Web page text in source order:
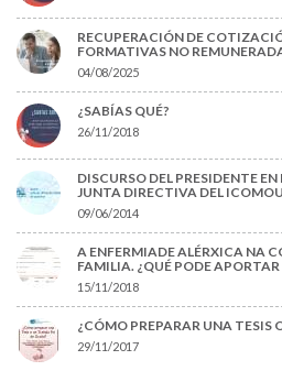
RECUPERACIÓN DE
FORMATIVAS NO
04/08/2025
¿SABÍAS QUÉ?
26/11/2018
DISCURSO DEL PRESIDENTE
JUNTA DIRECTIVA DEL ICOMOU
09/06/2014
A ENFERMIADE ALÉRXICA NA
FAMILIA. ¿QUÉ PODE
15/11/2018
¿CÓMO PREPARAR UNA TESIS
29/11/2017